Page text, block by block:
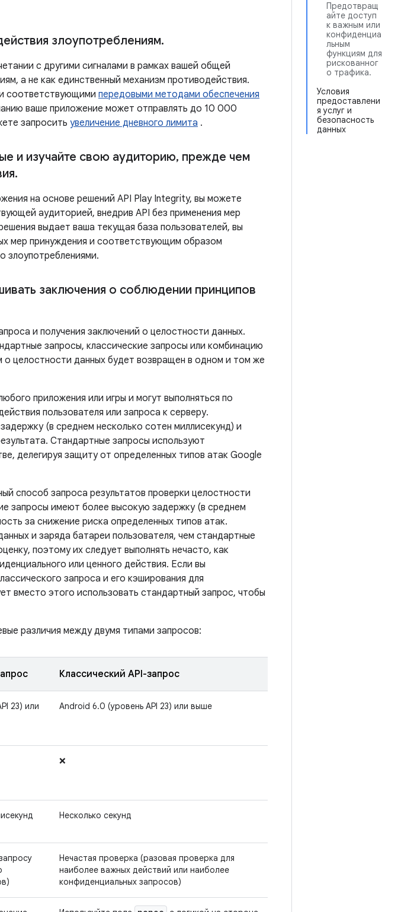
Предотвращ
айте доступ
к важным или
конфиденциа
льным
функциям для
рискованног
о трафика.
Условия
предоставлени
я услуг и
безопасность
данных
злоупотреблениям.
с другими сигналами в рамках вашей общей
а не как единственный механизм противодействия.
соответствующими передовыми методами обеспечения
ваше приложение может отправлять до 10 000
запросить увеличение дневного лимита .
и изучайте свою аудиторию, прежде чем
.
на основе решений API Play Integrity, вы можете
аудиторией, внедрив API без применения мер
выдает ваша текущая база пользователей, вы
мер принуждения и соответствующим образом
злоупотреблениями.
заключения о соблюдении принципов
и получения заключений о целостности данных.
запросы, классические запросы или комбинацию
о целостности данных будет возвращен в одном и том же
приложения или игры и могут выполняться по
пользователя или запроса к серверу.
(в среднем несколько сотен миллисекунд) и
Стандартные запросы используют
делегируя защиту от определенных типов атак Google
способ запроса результатов проверки целостности
запросы имеют более высокую задержку (в среднем
за снижение риска определенных типов атак.
и заряда батареи пользователя, чем стандартные
поэтому их следует выполнять нечасто, как
или ценного действия. Если вы
запроса и его кэширования для
вместо этого использовать стандартный запрос, чтобы
различия между двумя типами запросов:
Классический API-запрос
23) или
Android 6.0 (уровень API 23) или выше
❌
Несколько секунд
Нечастая проверка (разовая проверка для
наиболее важных действий или наиболее
конфиденциальных запросов)